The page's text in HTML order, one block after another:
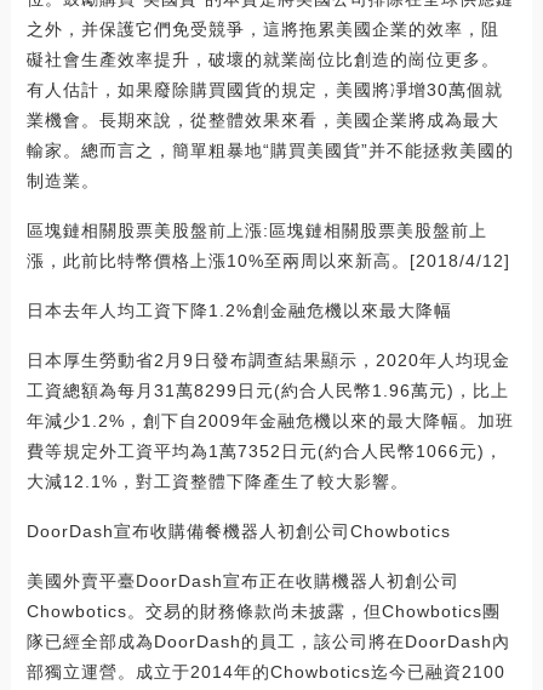
之外，并保護它們免受競爭，這將拖累美國企業的效率，阻
礙社會生產效率提升，破壞的就業崗位比創造的崗位更多。
有人估計，如果廢除購買國貨的規定，美國將凈增30萬個就
業機會。長期來說，從整體效果來看，美國企業將成為最大
輸家。總而言之，簡單粗暴地“購買美國貨”并不能拯救美國的
制造業。
區塊鏈相關股票美股盤前上漲:區塊鏈相關股票美股盤前上
漲，此前比特幣價格上漲10%至兩周以來新高。[2018/4/12]
日本去年人均工資下降1.2%創金融危機以來最大降幅
日本厚生勞動省2月9日發布調查結果顯示，2020年人均現金
工資總額為每月31萬8299日元(約合人民幣1.96萬元)，比上
年減少1.2%，創下自2009年金融危機以來的最大降幅。加班
費等規定外工資平均為1萬7352日元(約合人民幣1066元)，
大減12.1%，對工資整體下降產生了較大影響。
DoorDash宣布收購備餐機器人初創公司Chowbotics
美國外賣平臺DoorDash宣布正在收購機器人初創公司
Chowbotics。交易的財務條款尚未披露，但Chowbotics團
隊已經全部成為DoorDash的員工，該公司將在DoorDash內
部獨立運營。成立于2014年的Chowbotics迄今已融資2100